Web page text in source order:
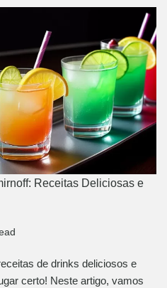
Receitas Deliciosas e
de drinks deliciosos e
certo! Neste artigo, vamos